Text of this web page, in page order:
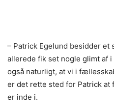
– Patrick Egelund besidder
allerede fik set nogle glimt af
også naturligt, at vi i
er det rette sted for Patrick
er inde i.